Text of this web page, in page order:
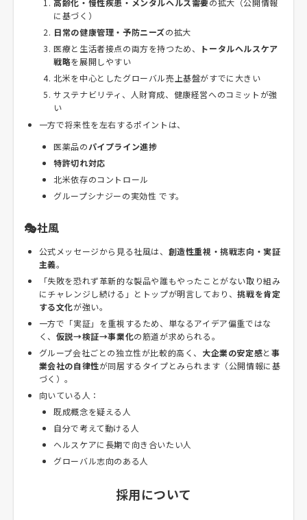
高齢化・慢性疾患・メンタルヘルス需要の拡大（公開情報
に基づく）
日常の健康管理・予防ニーズの拡大
医療と生活者接点の両方を持つため、
トータルヘルスケア
戦略を展開しやすい
北米を中心としたグローバル売上基盤がすでに大きい
サステナビリティ、人財育成、健康経営へのコミットが強
い
一方で将来性を左右するポイントは、
医薬品のパイプライン進捗
特許切れ対応
北米依存のコントロール
グループシナジーの実効性 です。
🎭社風
公式メッセージから見る社風は、 創造性重視・挑戦志向・実証
主義。
「失敗を恐れず革新的な製品や誰もやったことがない取り組み
にチャレンジし続ける」とトップが明言しており、挑戦を肯定
する文化が強い。
一方で「実証」を重視するため、単なるアイデア偏重ではな
く、 仮説→検証→事業化の筋道が求められる。
グループ会社ごとの独立性が比較的高く、 大企業の安定感と事
業会社の自律性が同居するタイプとみられます（公開情報に基
づく）。
向いている人：
既成概念を疑える人
自分で考えて動ける人
ヘルスケアに長期で向き合いたい人
グローバル志向のある人
採用について